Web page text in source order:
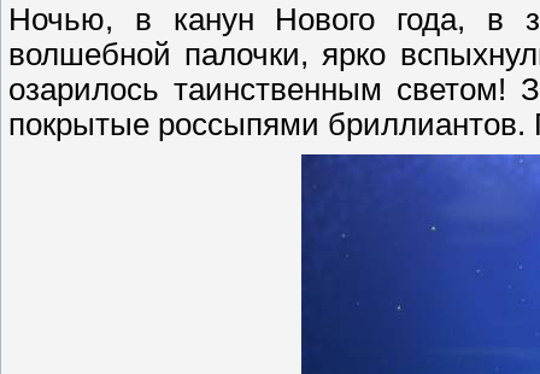
Ночью, в канун Нового года, в
волшебной палочки, ярко
озарилось таинственным светом!
покрытые россыпями